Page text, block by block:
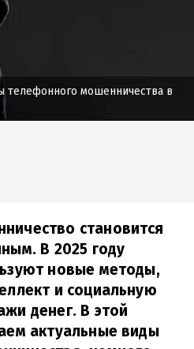
телефонного мошенничества в
становится
В 2025 году
новые методы,
и социальную
денег. В этой
актуальные виды